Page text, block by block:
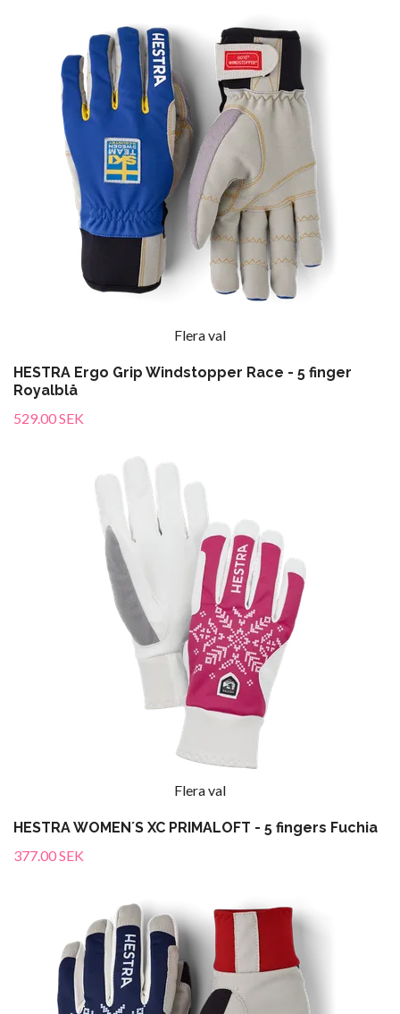
Flera val
HESTRA Ergo Grip Windstopper Race - 5 finger
Royalblå
529.00 SEK
Flera val
HESTRA WOMEN´S XC PRIMALOFT - 5 fingers Fuchia
377.00 SEK